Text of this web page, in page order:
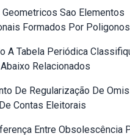
Sao Elementos
Formados Por Poligonos
A Tabela Periódica
Relacionados
De Regularização De
Contas Eleitorais
Entre Obsolescência